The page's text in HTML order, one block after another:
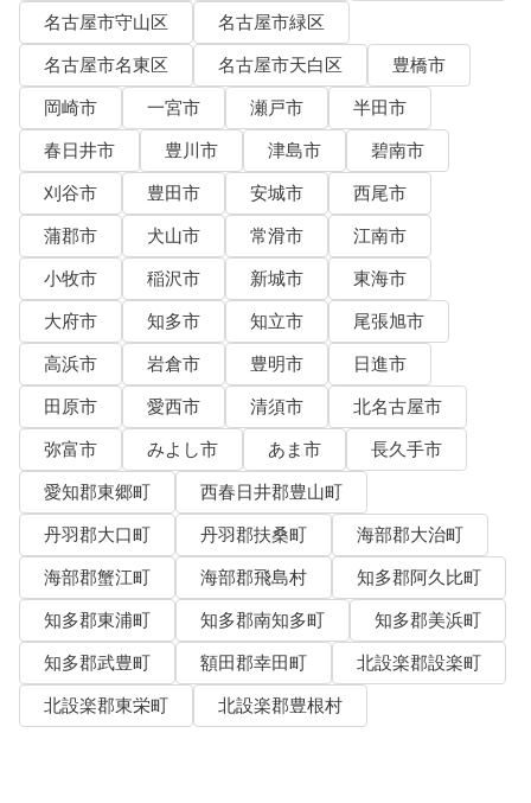
名古屋市守山区
名古屋市緑区
名古屋市名東区
名古屋市天白区
豊橋市
岡崎市
一宮市 瀬戸市
半田市
春日井市
豊川市 津島市
碧南市
刈谷市
豊田市 安城市
西尾市
蒲郡市
犬山市 常滑市
江南市
小牧市
稲沢市 新城市
東海市
大府市
知多市 知立市
尾張旭市
高浜市
岩倉市 豊明市
日進市
田原市
愛西市 清須市
北名古屋市
弥富市
みよし市 あま市
長久手市
愛知郡東郷町
西春日井郡豊山町
丹羽郡大口町
丹羽郡扶桑町
海部郡大治町
海部郡蟹江町
海部郡飛島村
知多郡阿久比町
知多郡東浦町
知多郡南知多町
知多郡美浜町
知多郡武豊町
額田郡幸田町
北設楽郡設楽町
北設楽郡東栄町
北設楽郡豊根村